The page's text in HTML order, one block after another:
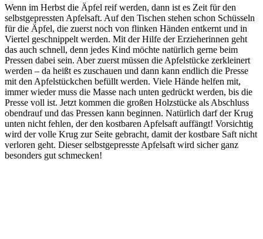
Wenn im Herbst die Äpfel reif werden, dann ist es Zeit für den
selbstgepressten Apfelsaft. Auf den Tischen stehen schon Schüsseln
für die Äpfel, die zuerst noch von flinken Händen entkernt und in
Viertel geschnippelt werden. Mit der Hilfe der Erzieherinnen geht
das auch schnell, denn jedes Kind möchte natürlich gerne beim
Pressen dabei sein. Aber zuerst müssen die Apfelstücke zerkleinert
werden – da heißt es zuschauen und dann kann endlich die Presse
mit den Apfelstückchen befüllt werden. Viele Hände helfen mit,
immer wieder muss die Masse nach unten gedrückt werden, bis die
Presse voll ist. Jetzt kommen die großen Holzstücke als Abschluss
obendrauf und das Pressen kann beginnen. Natürlich darf der Krug
unten nicht fehlen, der den kostbaren Apfelsaft auffängt! Vorsichtig
wird der volle Krug zur Seite gebracht, damit der kostbare Saft nicht
verloren geht. Dieser selbstgepresste Apfelsaft wird sicher ganz
besonders gut schmecken!